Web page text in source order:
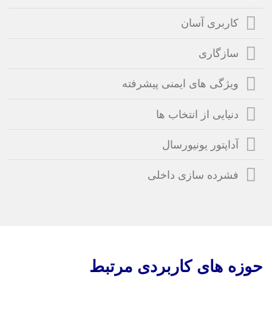
کاربری آسان
سازگاری
ویژگی های ایمنی پیشرفته
دنیایی از انتخاب ها
آداپتور یونیورسال
فشرده سازی داخلی
حوزه های کاربردی مرتبط